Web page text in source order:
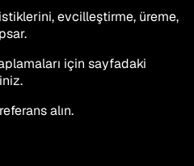
evcilleştirme, üreme,
için sayfadaki
alın.